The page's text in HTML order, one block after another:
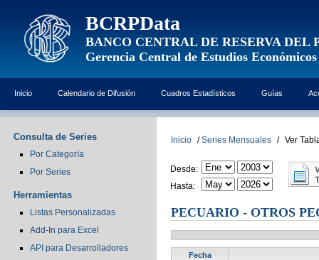
BCRPData
BANCO CENTRAL DE RESERVA DEL
Gerencia Central de Estudios Económicos
Inicio Calendario de Difusión Cuadros Estadísticos Guías
Consulta de Series
Por Categoría
Por Series
Herramientas
Listas Personalizadas
Add-In para Excel
API para Desarrolladores
Inicio / Series Mensuales / Ver
Desde:
Hasta:
PECUARIO - OTROS
Fecha